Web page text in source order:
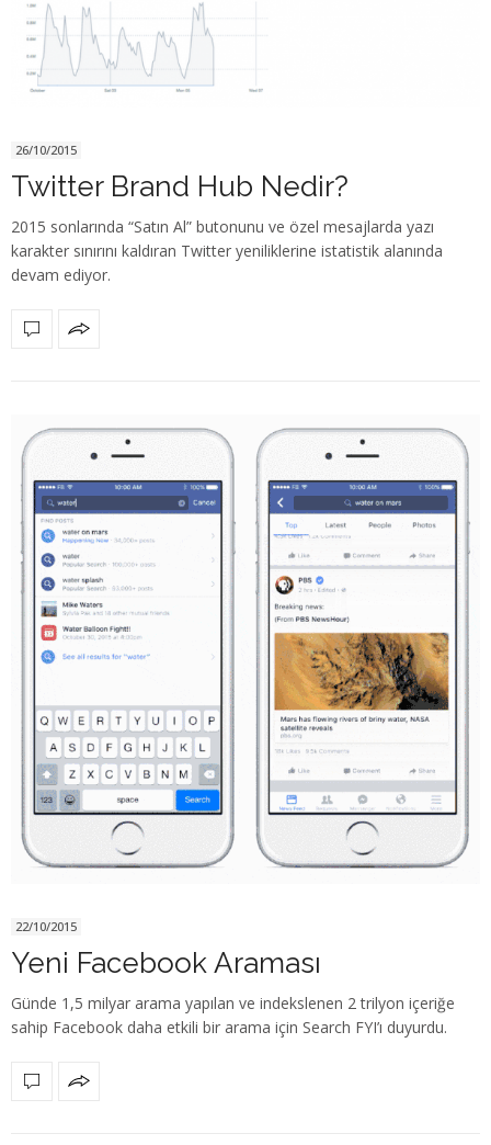
26/10/2015
Twitter Brand Hub Nedir?
2015 sonlarında “Satın Al” butonunu ve özel mesajlarda yazı
karakter sınırını kaldıran Twitter yeniliklerine istatistik alanında
devam ediyor.
22/10/2015
Yeni Facebook Araması
Günde 1,5 milyar arama yapılan ve indekslenen 2 trilyon içeriğe
sahip Facebook daha etkili bir arama için Search FYI’ı duyurdu.